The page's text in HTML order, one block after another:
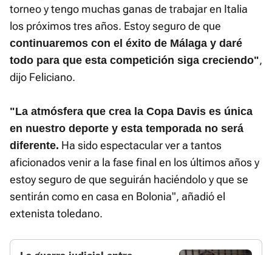
torneo y tengo muchas ganas de trabajar en Italia
los próximos tres años. Estoy seguro de que
continuaremos con el éxito de Málaga y daré
todo para que esta competición siga creciendo",
dijo Feliciano.
"La atmósfera que crea la Copa Davis es única
en nuestro deporte y esta temporada no será
diferente. Ha sido espectacular ver a tantos
aficionados venir a la fase final en los últimos años y
estoy seguro de que seguirán haciéndolo y que se
sentirán como en casa en Bolonia", añadió el
extenista toledano.